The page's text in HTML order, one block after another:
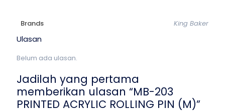
Brands King Baker
Ulasan
Belum ada ulasan.
Jadilah yang pertama
memberikan ulasan “MB-203
PRINTED ACRYLIC ROLLING PIN (M)”